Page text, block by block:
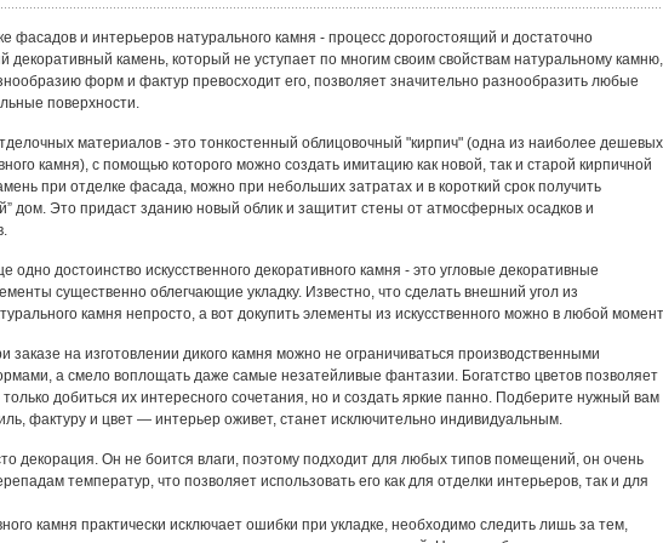
фасадов и интерьеров натурального камня - процесс дорогостоящий и достаточно
декоративный камень, который не уступает по многим своим свойствам натуральному камню,
форм и фактур превосходит его, позволяет значительно разнообразить любые
поверхности.
материалов - это тонкостенный облицовочный "кирпич" (одна из наиболее дешевых
камня), с помощью которого можно создать имитацию как новой, так и старой кирпичной
при отделке фасада, можно при небольших затратах и в короткий срок получить
дом. Это придаст зданию новый облик и защитит стены от атмосферных осадков и
одно достоинство искусственного декоративного камня - это угловые декоративные
существенно облегчающие укладку. Известно, что сделать внешний угол из
камня непросто, а вот докупить элементы из искусственного можно в любой
заказе на изготовлении дикого камня можно не ограничиваться производственными
а смело воплощать даже самые незатейливые фантазии. Богатство цветов позволяет
только добиться их интересного сочетания, но и создать яркие панно. Подберите нужный вам
фактуру и цвет — интерьер оживет, станет исключительно индивидуальным.
декорация. Он не боится влаги, поэтому подходит для любых типов помещений, он очень
температур, что позволяет использовать его как для отделки интерьеров, так и для
камня практически исключает ошибки при укладке, необходимо следить лишь за тем,